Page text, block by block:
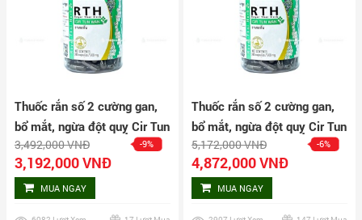
Thuốc rắn số 2 cường gan,
bổ mắt, ngừa đột quỵ Cir Tun
Wan 160 viên
3,492,000 VNĐ -9%
3,192,000 VNĐ
MUA NGAY
Thuốc rắn số 2 cường gan,
bổ mắt, ngừa đột quỵ Cir Tun
Wan 240 viên
5,172,000 VNĐ -6%
4,872,000 VNĐ
MUA NGAY